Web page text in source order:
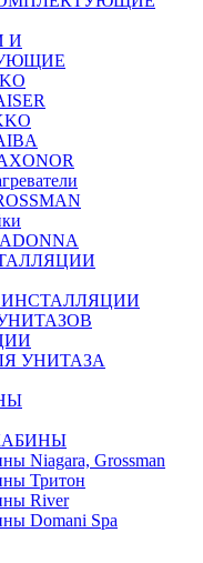
И
УНИТАЗА
Niagara, Grossman
Тритон
River
Domani Spa